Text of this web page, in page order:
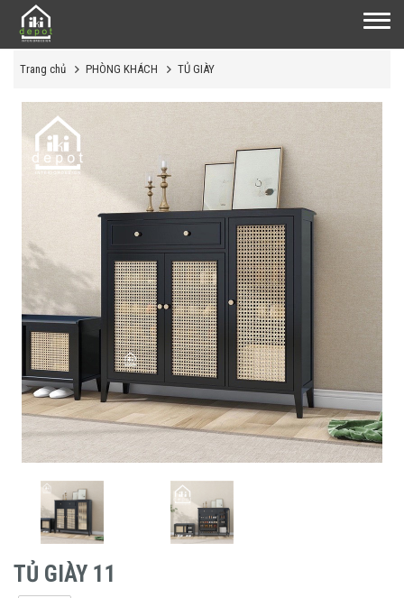
Trang chủ PHÒNG KHÁCH TỦ GIÀY
TỦ GIÀY 11